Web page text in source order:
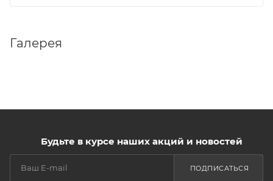
Галерея
Будьте в курсе наших акций и новостей
ПОДПИСАТЬСЯ